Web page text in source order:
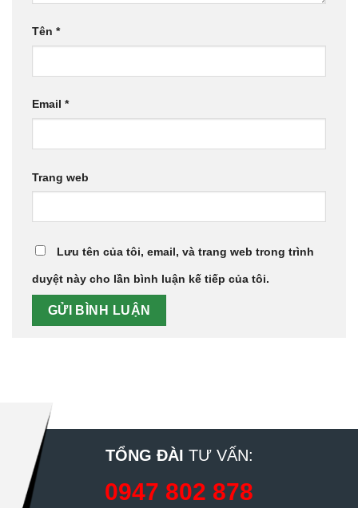
Tên *
Email *
Trang web
Lưu tên của tôi, email, và trang web trong trình
duyệt này cho lần bình luận kế tiếp của tôi.
TỔNG ĐÀI TƯ VẤN:
0947 802 878